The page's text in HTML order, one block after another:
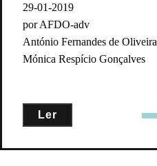
29-01-2019
por AFDO-adv
António Fernandes de Oliveira
Mónica Respício Gonçalves
Ler